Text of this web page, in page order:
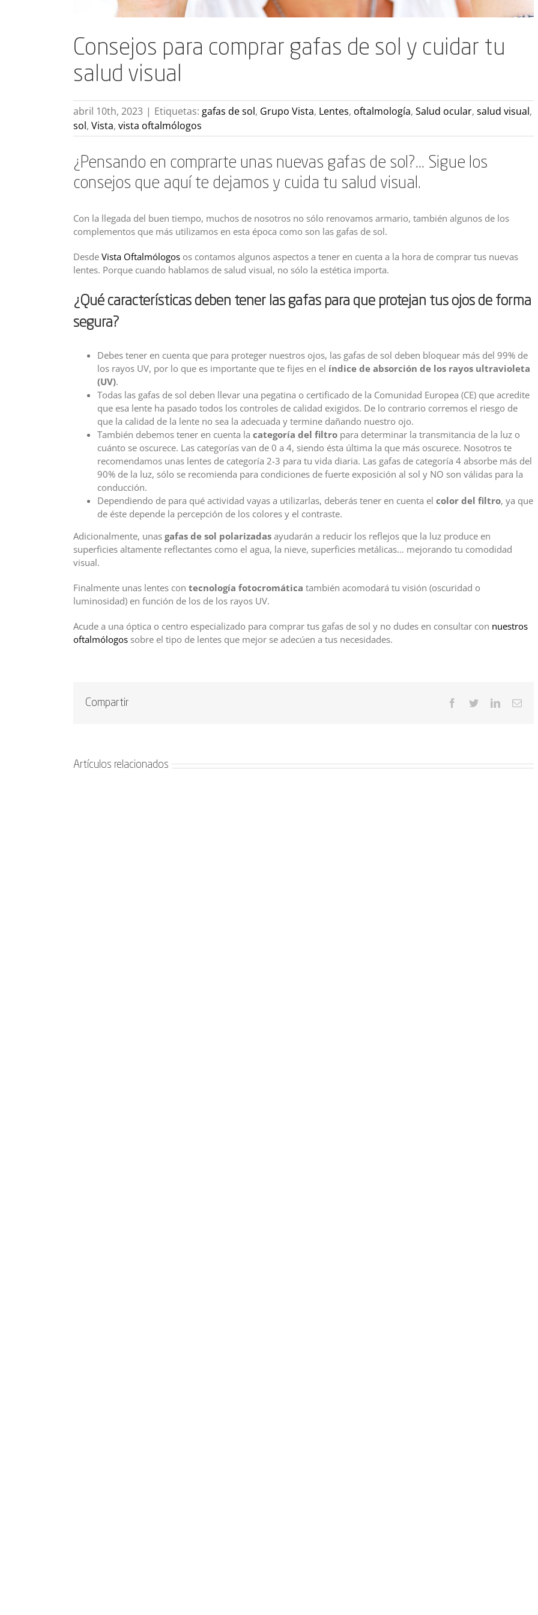
Consejos para comprar gafas de sol y cuidar tu
salud visual
abril 10th, 2023 | Etiquetas: gafas de sol, Grupo Vista, Lentes, oftalmología, Salud ocular, salud visual,
sol, Vista, vista oftalmólogos
¿Pensando en comprarte unas nuevas gafas de sol?… Sigue los
consejos que aquí te dejamos y cuida tu salud visual.
Con la llegada del buen tiempo, muchos de nosotros no sólo renovamos armario, también algunos de los
complementos que más utilizamos en esta época como son las gafas de sol.
Desde Vista Oftalmólogos os contamos algunos aspectos a tener en cuenta a la hora de comprar tus nuevas
lentes. Porque cuando hablamos de salud visual, no sólo la estética importa.
¿Qué características deben tener las gafas para que protejan tus ojos de forma
segura?
Debes tener en cuenta que para proteger nuestros ojos, las gafas de sol deben bloquear más del 99% de
los rayos UV, por lo que es importante que te fijes en el índice de absorción de los rayos ultravioleta
(UV).
Todas las gafas de sol deben llevar una pegatina o certificado de la Comunidad Europea (CE) que acredite
que esa lente ha pasado todos los controles de calidad exigidos. De lo contrario corremos el riesgo de
que la calidad de la lente no sea la adecuada y termine dañando nuestro ojo.
También debemos tener en cuenta la categoría del filtro para determinar la transmitancia de la luz o
cuánto se oscurece. Las categorías van de 0 a 4, siendo ésta última la que más oscurece. Nosotros te
recomendamos unas lentes de categoría 2-3 para tu vida diaria. Las gafas de categoría 4 absorbe más del
90% de la luz, sólo se recomienda para condiciones de fuerte exposición al sol y NO son válidas para la
conducción.
Dependiendo de para qué actividad vayas a utilizarlas, deberás tener en cuenta el color del filtro, ya que
de éste depende la percepción de los colores y el contraste.
Adicionalmente, unas gafas de sol polarizadas ayudarán a reducir los reflejos que la luz produce en
superficies altamente reflectantes como el agua, la nieve, superficies metálicas… mejorando tu comodidad
visual.
Finalmente unas lentes con tecnología fotocromática también acomodará tu visión (oscuridad o
luminosidad) en función de los de los rayos UV.
Acude a una óptica o centro especializado para comprar tus gafas de sol y no dudes en consultar con nuestros
oftalmólogos sobre el tipo de lentes que mejor se adecúen a tus necesidades.
Compartir Facebook
TwitterLinkedIn
Artículos relacionados